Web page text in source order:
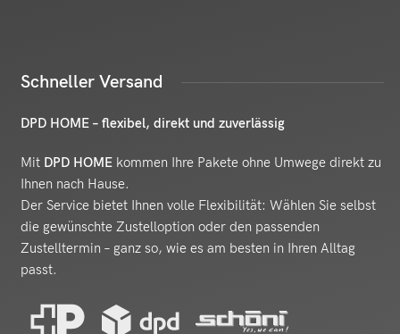
Schneller Versand
DPD HOME – flexibel, direkt und zuverlässig
Mit DPD HOME kommen Ihre Pakete ohne Umwege direkt zu
Ihnen nach Hause.
Der Service bietet Ihnen volle Flexibilität: Wählen Sie selbst
die gewünschte Zustelloption oder den passenden
Zustelltermin – ganz so, wie es am besten in Ihren Alltag
passt.